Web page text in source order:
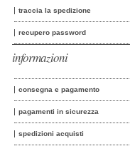
traccia la spedizione
recupero password
informazioni
consegna e pagamento
pagamenti in sicurezza
spedizioni acquisti